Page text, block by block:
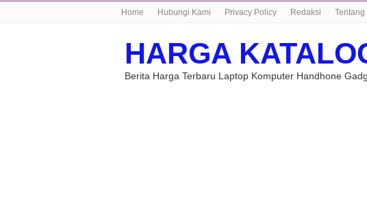
Home Hubungi Kami Privacy Policy Redaksi Tentang
HARGA
Berita Harga Terbaru Laptop Komputer Handhone